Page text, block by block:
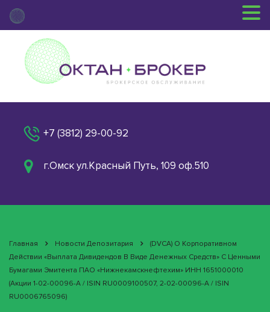
+7 (3812) 29-00-92
г.Омск ул.Красный Путь, 109 оф.510
Главная Новости Депозитария
(DVCA) О Корпоративном
Действии «Выплата Дивидендов В Виде Денежных Средств» С Ценными
Бумагами Эмитента ПАО «Нижнекамскнефтехим» ИНН 1651000010
(акции 1-02-00096-A / ISIN RU0009100507, 2-02-00096-A / ISIN
RU0006765096)